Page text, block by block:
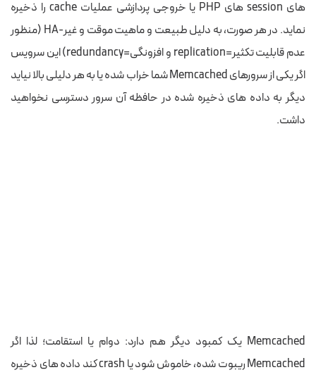
های session های PHP یا خروجی پردازشی عملیات cache را ذخیره
نماید. در هر صورت، به دلیل طبیعت و ماهیت موقت و غیر-HA (منظور
عدم قابلیت تکثیر=replication و افزونگی=redundancy) این سرویس
اگر یکی از سرورهای Memcached شما خراب شده یا به هر دلیلی بالا نیاید
دیگر به داده های ذخیره شده در حافظه آن سرور دسترسی نخواهید
داشت.
Memcached یک کمبود دیگر هم دارد: دوام یا استقامت؛ لذا اگر
Memcached ریبوت شده، خاموش شود یا crash کند داده های ذخیره